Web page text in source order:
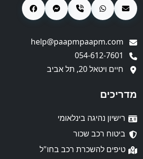
חיים ויטאל 20, תל אביב
מדריכים
רישיון נהיגה בינלאומי
ביטוח רכב שכור
טיפים להשכרת רכב בחו"ל